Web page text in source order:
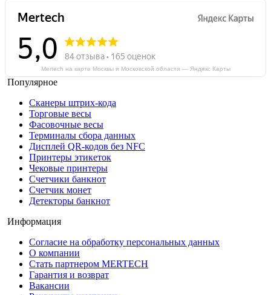
Mertech на карте Москвы и Московской области — Яндекс Карты
Популярное
Сканеры штрих-кода
Торговые весы
Фасовочные весы
Терминалы сбора данных
Дисплей QR-кодов без NFC
Принтеры этикеток
Чековые принтеры
Счетчики банкнот
Счетчик монет
Детекторы банкнот
Информация
Согласие на обработку персональных данных
О компании
Стать партнером MERTECH
Гарантия и возврат
Вакансии